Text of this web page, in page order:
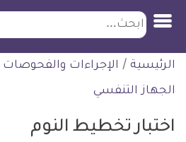
التخطي
للمحتوى
ابحث
الرئيسية / الإجراءات والفحوصات
الجهاز التنفسي
اختبار تخطيط النوم